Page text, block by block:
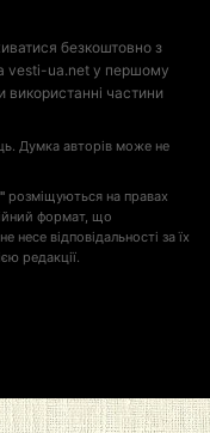
безкоштовно з
vesti-ua.net у першому
використанні частини
Думка авторів може не
розміщуються на правах
формат, що
несе відповідальності за їх
редакції.